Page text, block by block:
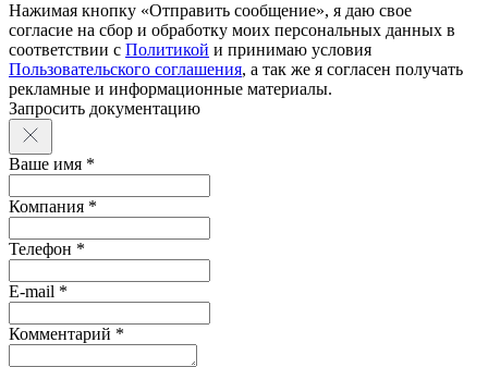
Нажимая кнопку «Отправить сообщение», я даю свое
согласие на сбор и обработку моих персональных данных в
соответствии с Политикой и принимаю условия
Пользовательского соглашения, а так же я согласен получать
рекламные и информационные материалы.
Запросить документацию
Ваше имя *
Компания *
Телефон *
E-mail *
Комментарий *